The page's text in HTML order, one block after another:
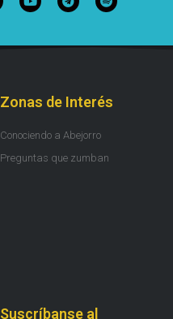
Zonas de Interés
Conociendo a Abejorro
Preguntas que zumban
Suscríbanse al